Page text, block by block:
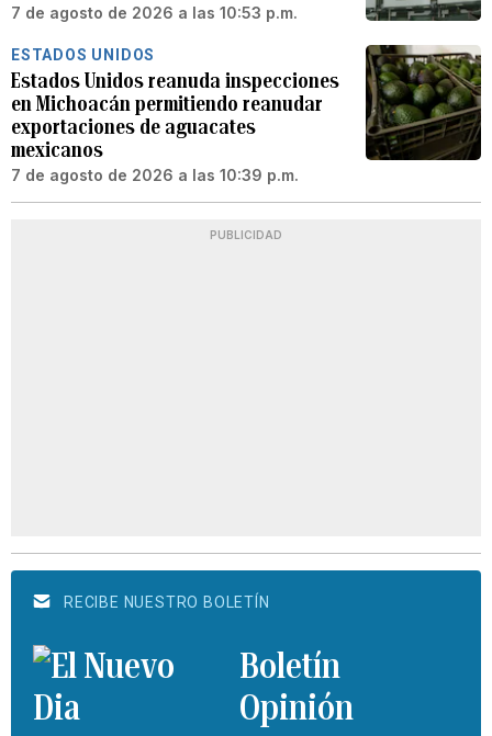
7 de agosto de 2026 a las 10:53 p.m.
ESTADOS UNIDOS
Estados Unidos reanuda inspecciones
en Michoacán permitiendo reanudar
exportaciones de aguacates
mexicanos
7 de agosto de 2026 a las 10:39 p.m.
PUBLICIDAD
RECIBE NUESTRO BOLETÍN
Boletín
Opinión